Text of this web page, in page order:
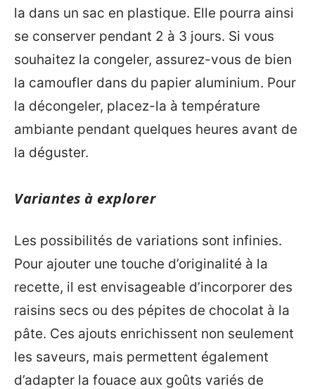
la dans un sac en plastique. Elle pourra ainsi
se conserver pendant 2 à 3 jours. Si vous
souhaitez la congeler, assurez-vous de bien
la camoufler dans du papier aluminium. Pour
la décongeler, placez-la à température
ambiante pendant quelques heures avant de
la déguster.
Variantes à explorer
Les possibilités de variations sont infinies.
Pour ajouter une touche d’originalité à la
recette, il est envisageable d’incorporer des
raisins secs ou des pépites de chocolat à la
pâte. Ces ajouts enrichissent non seulement
les saveurs, mais permettent également
d’adapter la fouace aux goûts variés de